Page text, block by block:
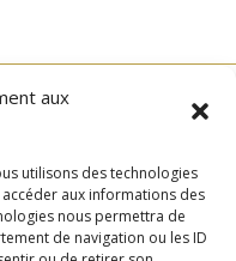
aux
utilisons des technologies
aux informations des
nous permettra de
de navigation ou les ID